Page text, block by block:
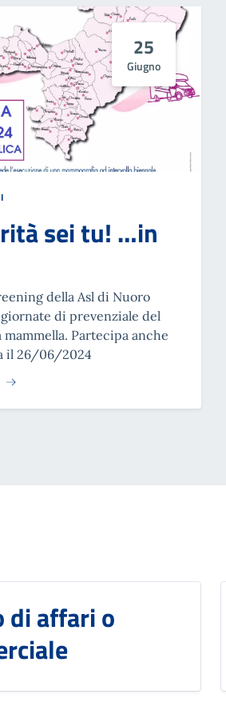
25
Giugno
sei tu! …in
della Asl di Nuoro
di prevenziale del
Partecipa anche
il 26/06/2024
di affari o